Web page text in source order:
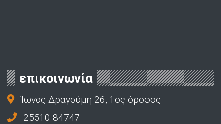
επικοινωνία
Ίωνος Δραγούμη 26, 1ος όροφος
25510 84747